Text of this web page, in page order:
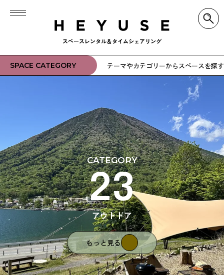
スペースレンタル＆タイムシェアリング
SPACE CATEGORY テーマやカテゴリーからスペースを探す
CATEGORY
01
撮影スタジオ
もっと見る
CATEGORY
02
展示会場
もっと見る
CATEGORY
03
ハウススタジオ
もっと見る
CATEGORY
04
マイルーム
もっと見る
CATEGORY
05
和空間
もっと見る
CATEGORY
06
工場・倉庫
もっと見る
CATEGORY
07
アート空間
もっと見る
CATEGORY
08
スポーツ施設
もっと見る
CATEGORY
09
洋服屋・雑貨屋
もっと見る
CATEGORY
10
飲食店
もっと見る
CATEGORY
11
ナイトクラブ
もっと見る
CATEGORY
12
BAR
もっと見る
CATEGORY
13
秘密基地
もっと見る
CATEGORY
14
ラウンジ
もっと見る
CATEGORY
15
オフィス・会議室
もっと見る
CATEGORY
16
カフェ・喫茶店
もっと見る
CATEGORY
17
緑のある空間
もっと見る
CATEGORY
18
レトロな空間
もっと見る
CATEGORY
19
名店
もっと見る
CATEGORY
20
音のある場所
もっと見る
CATEGORY
21
メディカルスペース
もっと見る
CATEGORY
22
鏡のある空間
もっと見る
CATEGORY
23
アウトドア
もっと見る
CATEGORY
24
癒しの空間
もっと見る